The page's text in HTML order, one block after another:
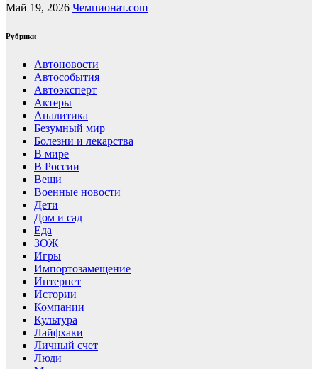
Май 19, 2026 Чемпионат.com
Рубрики
Автоновости
Автособытия
Автоэксперт
Актеры
Аналитика
Безумный мир
Болезни и лекарства
В мире
В России
Вещи
Военные новости
Дети
Дом и сад
Еда
ЗОЖ
Игры
Импортозамещение
Интернет
Истории
Компании
Культура
Лайфхаки
Личный счет
Люди